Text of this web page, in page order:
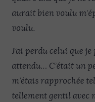
aurait bien voulu
voulu.
J’ai perdu celui que je
attendu… C’était un
m’étais rapprochée
tellement gentil avec